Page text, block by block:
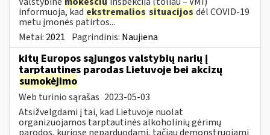
informuoja, kadekstremalios situacijos dėl COVID-19
metu įmonės patirtos...
Metai: 2021 Pagrindinis: Naujiena
kitų Europos sąjungos valstybių narių į
tarptautines parodas Lietuvoje bei akcizų
sumokėjimo
Web turinio sąrašas 2023-05-03
Atsižvelgdami į tai, kad Lietuvoje nuolat
organizuojamos tarptautinės alkoholinių gėrimų
parodos, kuriose neparduodami, tačiau demonstruojami